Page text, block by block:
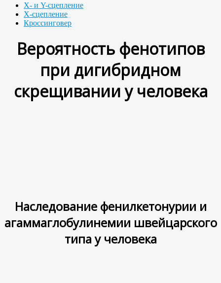
X- и Y-сцепление
Х-сцепление
Кроссинговер
Вероятность фенотипов
при дигибридном
скрещивании у человека
Наследование фенилкетонурии и
агаммаглобулинемии швейцарского
типа у человека